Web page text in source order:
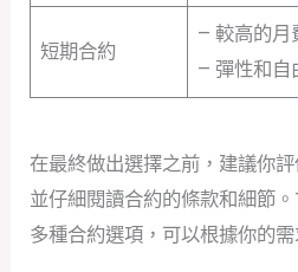
短期合約
– 較高的月
– 彈性和自
在最終做出選擇之前，建議你
並仔細閱讀合約的條款和細
多種合約選項，可以根據你的